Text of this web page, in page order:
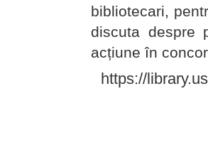
bibliotecari,
discuta despre
acțiune în
https://